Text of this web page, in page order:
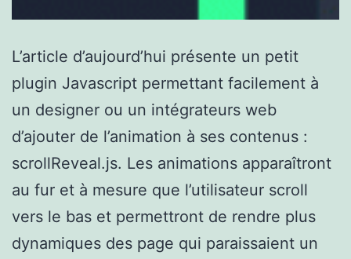
L’article d’aujourd’hui présente un petit
plugin Javascript permettant facilement à
un designer ou un intégrateurs web
d’ajouter de l’animation à ses contenus :
scrollReveal.js. Les animations apparaîtront
au fur et à mesure que l’utilisateur scroll
vers le bas et permettront de rendre plus
dynamiques des page qui paraissaient un